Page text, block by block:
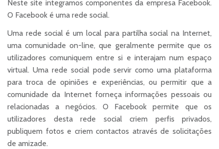
Neste site integramos componentes da empresa Facebook.
O Facebook é uma rede social.
Uma rede social é um local para partilha social na Internet,
uma comunidade on-line, que geralmente permite que os
utilizadores comuniquem entre si e interajam num espaço
virtual. Uma rede social pode servir como uma plataforma
para troca de opiniões e experiências, ou permitir que a
comunidade da Internet forneça informações pessoais ou
relacionadas a negócios. O Facebook permite que os
utilizadores desta rede social criem perfis privados,
publiquem fotos e criem contactos através de solicitações
de amizade.